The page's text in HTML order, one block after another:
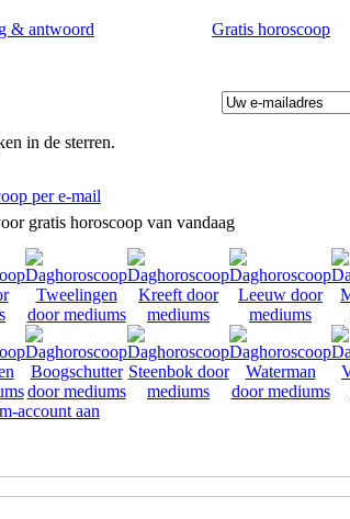
& antwoord Gratis horoscoop
in de sterren.
per e-mail
gratis horoscoop van vandaag
account aan